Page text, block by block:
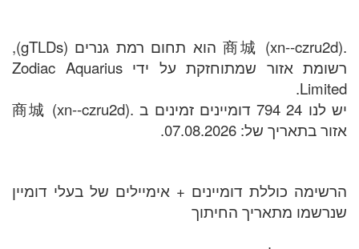
.商城 (xn--czru2d) הוא תחום רמת גנרים (gTLDs),
רשומת אזור שמתוחזקת על ידי Zodiac Aquarius
Limited.
יש לנו 24 794 דומיינים זמינים ב .商城 (xn--czru2d)
אזור בתאריך של: 07.08.2026.
הרשימה כוללת דומיינים + אימיילים של בעלי דומיין
שנרשמו מתאריך החיתוך